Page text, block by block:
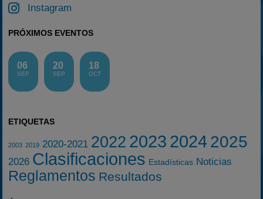
Instagram
PRÓXIMOS EVENTOS
06
SEP
20
SEP
18
OCT
ETIQUETAS
2003 2019 2020-2021 2022 2023 20242025
2026 Clasificaciones Estadísticas Noticias
Reglamentos Resultados